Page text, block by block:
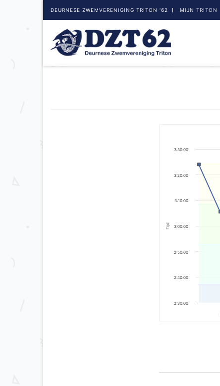
DEURNESE ZWEMVERENIGING TRITON '62 MIJN TRITON
Tijd
2:30.00
2:40.00
2:50.00
3:00.00
3:10.00
3:20.00
3:30.00